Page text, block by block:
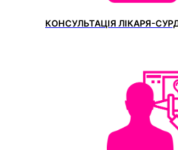
КОНСУЛЬТАЦІЯ ЛІКАРЯ-